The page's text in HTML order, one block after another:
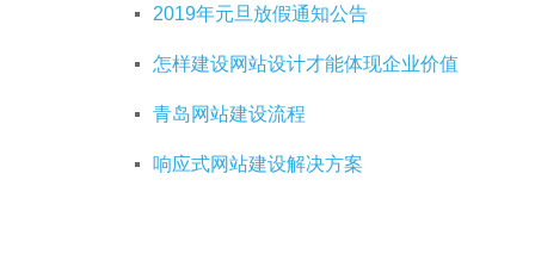
2019年元旦放假通知公告
怎样建设网站设计才能体现企业价值
青岛网站建设流程
响应式网站建设解决方案